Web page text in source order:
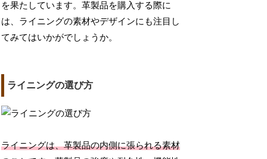
を果たしています。革製品を購入する際に
は、ライニングの素材やデザインにも注目し
てみてはいかがでしょうか。
ライニングの選び方
ライニングは、革製品の内側に張られる素材